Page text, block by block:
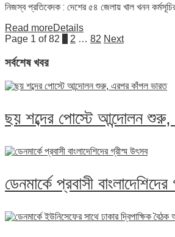
নিজস্ব প্রতিবেদক : দেশের ৫৪ জেলায় খাল খনন
Read moreDetails
Page 1 of 82
2 … 82 Next
সর্বশেষ খবর
ছয় শব্দের পোস্টে আন্দোলন
ডেনমার্কে প্রবাসী